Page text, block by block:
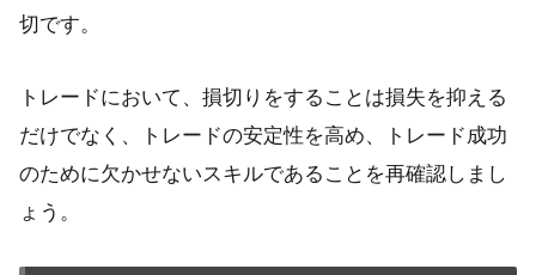
切です。
トレードにおいて、損切りをすることは損失を抑える
だけでなく、トレードの安定性を高め、トレード成功
のために欠かせないスキルであることを再確認しまし
ょう。